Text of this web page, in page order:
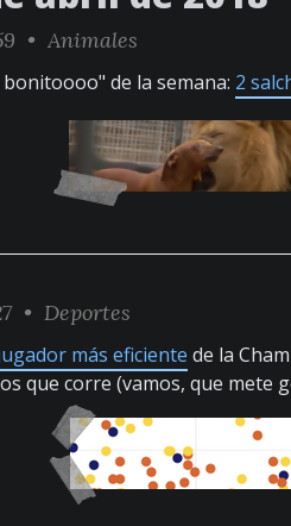
• Animales
de la semana: 2
• Deportes
más eficiente de la
que corre (vamos, que mete